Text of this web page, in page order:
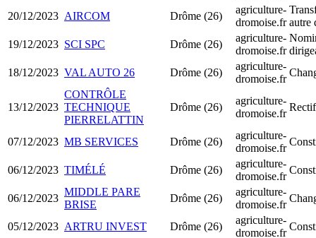
20/12/2023 AIRCOM Drôme (26)
agriculture-
dromoise.fr autre
19/12/2023 SCI SPC Drôme (26)
agriculture-
dromoise.fr
18/12/2023 VAL AUTO 26 Drôme (26)
agriculture-
dromoise.fr
13/12/2023
CONTRÔLE
TECHNIQUE
PIERRELATTIN
Drôme (26)
agriculture-
dromoise.fr
07/12/2023 MB SERVICES Drôme (26)
agriculture-
dromoise.fr
06/12/2023 TIMÉLÉ Drôme (26)
agriculture-
dromoise.fr
06/12/2023
MIDDLE PARE
BRISE
Drôme (26)
agriculture-
dromoise.fr
05/12/2023 ARTRU INVEST Drôme (26)
agriculture-
dromoise.fr